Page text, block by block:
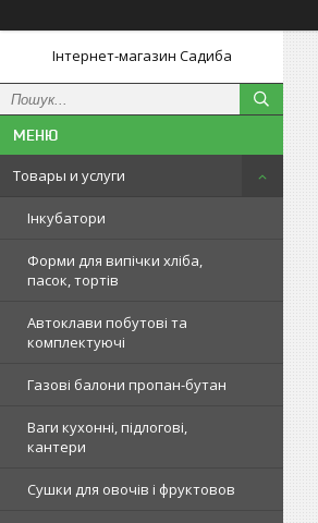
Інтернет-магазин Садиба
Товары и услуги
Інкубатори
Форми для випічки хліба,
пасок, тортів
Автоклави побутові та
комплектуючі
Газові балони пропан-бутан
Ваги кухонні, підлогові,
кантери
Сушки для овочів і фруктовов